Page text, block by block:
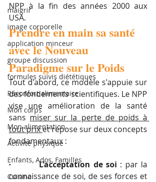
maigrir
image corporelle
application minceur
groupe discussion
formules suivis diététiques
Réconfort alimentaire
Mon corps
Mon alimentation
Activité physique
Enfants, Ados, Familles
Cuisine
NPP à la fin des années 2000 aux
USA.
Prendre en main sa santé
avec le Nouveau
Paradigme sur le Poids
Tout d'abord, ce modèle s'appuie sur
des fondements scientifiques. Le NPP
vise une amélioration de la santé
sans miser sur la perte de poids à
tout prix et repose sur deux concepts
fondamentaux :
·         L’acceptation de soi : par la
connaissance de soi, de ses forces et